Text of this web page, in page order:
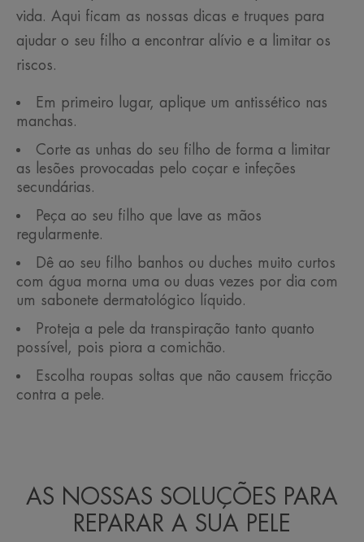
vida. Aqui ficam as nossas dicas e truques para
ajudar o seu filho a encontrar alívio e a limitar os
riscos.
Em primeiro lugar, aplique um antissético nas
manchas.
Corte as unhas do seu filho de forma a limitar
as lesões provocadas pelo coçar e infeções
secundárias.
Peça ao seu filho que lave as mãos
regularmente.
Dê ao seu filho banhos ou duches muito curtos
com água morna uma ou duas vezes por dia com
um sabonete dermatológico líquido.
Proteja a pele da transpiração tanto quanto
possível, pois piora a comichão.
Escolha roupas soltas que não causem fricção
contra a pele.
AS NOSSAS SOLUÇÕES PARA
REPARAR A SUA PELE